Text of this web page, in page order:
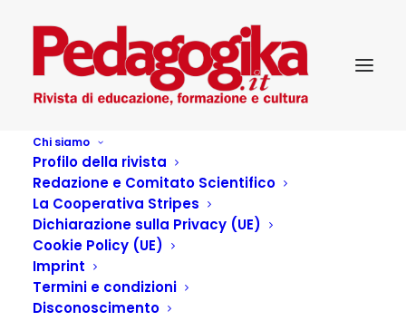
Chi siamo
Profilo della rivista
Redazione e Comitato Scientifico
La Cooperativa Stripes
Dichiarazione sulla Privacy (UE)
Cookie Policy (UE)
Imprint
Termini e condizioni
Disconoscimento
Autore: Rosalia Caruso